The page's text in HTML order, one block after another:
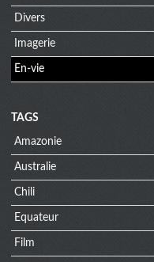
Divers
Imagerie
En-vie
TAGS
Amazonie
Australie
Chili
Equateur
Film